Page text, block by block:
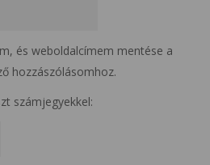
és weboldalcímem mentése a
hozzászólásomhoz.
számjegyekkel: